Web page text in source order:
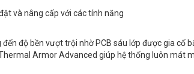
và nâng cấp với các tính năng
độ bền vượt trội nhờ PCB sáu lớp được gia cố
Armor Advanced giúp hệ thống luôn mát